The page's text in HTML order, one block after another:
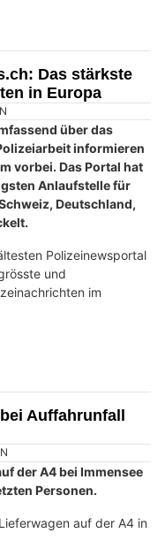
Das stärkste
in Europa
über das
informieren
vorbei. Das Portal hat
Anlaufstelle für
Deutschland,
Polizeinewsportal
und
im
Auffahrunfall
der A4 bei Immensee
Personen.
auf der A4 in